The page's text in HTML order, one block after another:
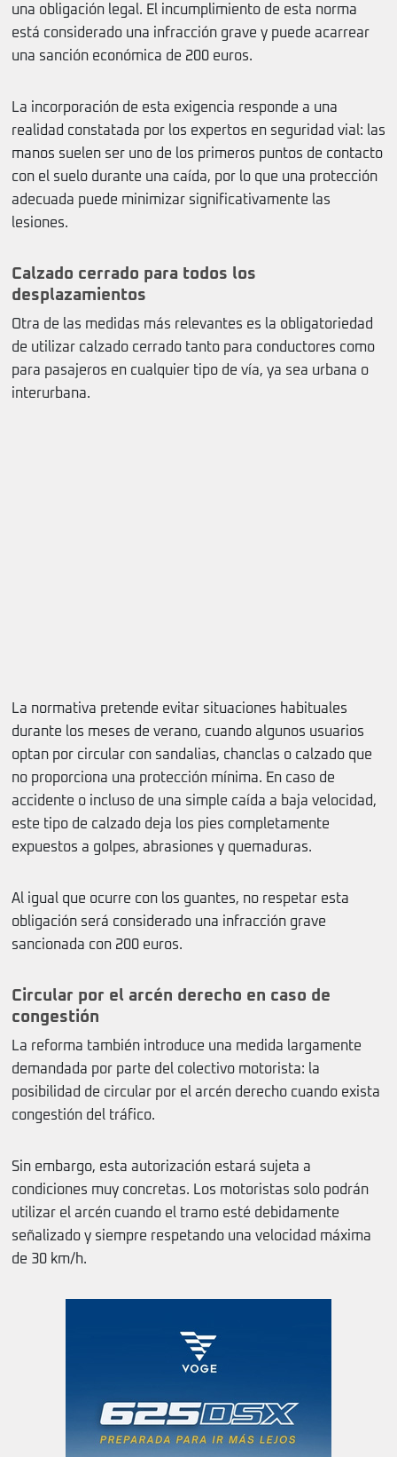
una obligación legal. El incumplimiento de esta norma
está considerado una infracción grave y puede acarrear
una sanción económica de 200 euros.
La incorporación de esta exigencia responde a una
realidad constatada por los expertos en seguridad vial: las
manos suelen ser uno de los primeros puntos de contacto
con el suelo durante una caída, por lo que una protección
adecuada puede minimizar significativamente las
lesiones.
Calzado cerrado para todos los
desplazamientos
Otra de las medidas más relevantes es la obligatoriedad
de utilizar calzado cerrado tanto para conductores como
para pasajeros en cualquier tipo de vía, ya sea urbana o
interurbana.
La normativa pretende evitar situaciones habituales
durante los meses de verano, cuando algunos usuarios
optan por circular con sandalias, chanclas o calzado que
no proporciona una protección mínima. En caso de
accidente o incluso de una simple caída a baja velocidad,
este tipo de calzado deja los pies completamente
expuestos a golpes, abrasiones y quemaduras.
Al igual que ocurre con los guantes, no respetar esta
obligación será considerado una infracción grave
sancionada con 200 euros.
Circular por el arcén derecho en caso de
congestión
La reforma también introduce una medida largamente
demandada por parte del colectivo motorista: la
posibilidad de circular por el arcén derecho cuando exista
congestión del tráfico.
Sin embargo, esta autorización estará sujeta a
condiciones muy concretas. Los motoristas solo podrán
utilizar el arcén cuando el tramo esté debidamente
señalizado y siempre respetando una velocidad máxima
de 30 km/h.